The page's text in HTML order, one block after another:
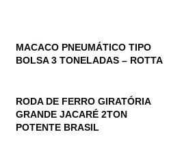
MACACO PNEUMÁTICO TIPO
BOLSA 3 TONELADAS – ROTTA
RODA DE FERRO GIRATÓRIA
GRANDE JACARÉ 2TON
POTENTE BRASIL